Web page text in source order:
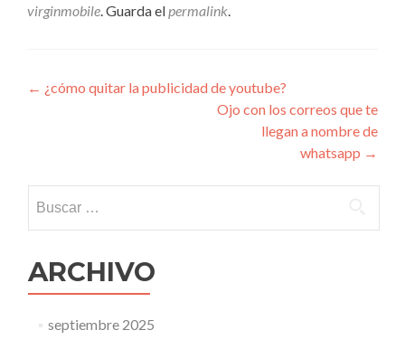
virginmobile . Guarda el permalink
Navegación
← ¿cómo quitar la publicidad de youtube?
Ojo con los correos que te
llegan a nombre de
whatsapp →
ARCHIVO
septiembre 2025